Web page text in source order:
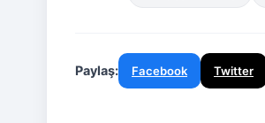
Paylaş: Facebook Twitter